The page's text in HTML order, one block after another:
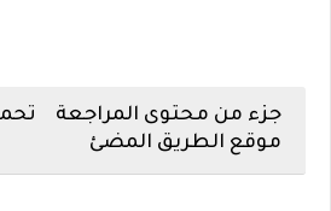
جزء من محتوى المراجعة
موقع الطريق المضئ